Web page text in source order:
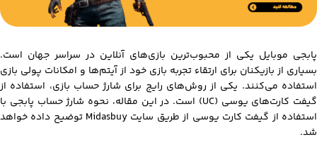
پابجی موبایل یکی از محبوب‌ترین بازی‌های آنلاین در سراسر جهان است.
بسیاری از بازیکنان برای ارتقاء تجربه بازی خود از آیتم‌ها و امکانات پولی بازی
استفاده می‌کنند. یکی از روش‌های رایج برای شارژ حساب بازی، استفاده از
گیفت کارت‌های یوسی (UC) است. در این مقاله، نحوه شارژ حساب پابجی با
استفاده از گیفت کارت یوسی از طریق سایت Midasbuy توضیح داده خواهد
شد.